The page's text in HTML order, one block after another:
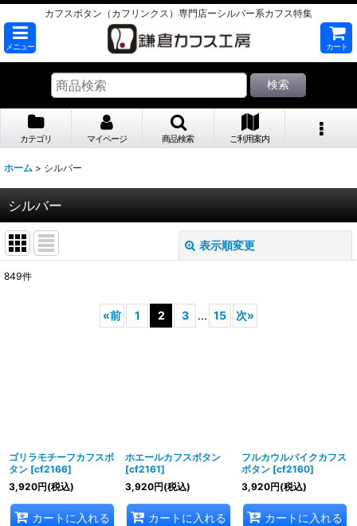
カフスボタン（カフリンクス）専門店ーシルバー系カフス特集
メニュー カート
検索
カテゴリ マイページ 商品検索 ご利用案内
ホーム > シルバー
シルバー
表示順変更
849件
«前 1 2 3 ... 15 次»
ゴリラモチーフカフスボ
タン [cf2166]
3,920円(税込)
カートに入れる
ホエールカフスボタン
[cf2161]
3,920円(税込)
カートに入れる
フルカウルバイクカフス
ボタン [cf2160]
3,920円(税込)
カートに入れる